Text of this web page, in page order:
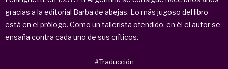
gracias a la editorial Barba de abejas. Lo más jugoso del libro
está en el prólogo. Como un tallerista ofendido, en él el autor se
ensaña contra cada uno de sus críticos.
#Traducción